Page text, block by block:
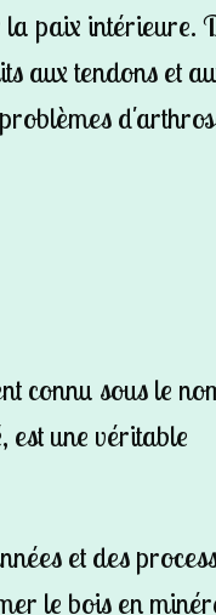
paix intérieure.
aux tendons et
connu sous le
est une véritable
et des
le bois en